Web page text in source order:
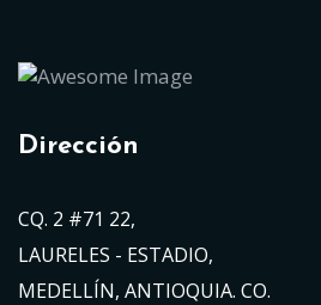
Dirección
CQ. 2 #71 22,
LAURELES - ESTADIO,
MEDELLÍN, ANTIOQUIA. CO.